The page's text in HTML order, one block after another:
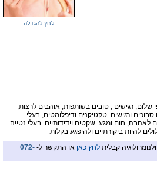
קטגוריות
פייסבוק
לחץ להגדלה
שלום, רגישים , טובים בשותפות, אוהבים לרצות,
ורגישים. טקטיקנים ודיפלומטים, בעלי
לאהבה, חום ומגע. שקטים וידידותיים. בעלי נטייה
להיות ביקורתיים ולהיפגע בקלות.
קבלית לחץ כאן או התקשר ל- 072-